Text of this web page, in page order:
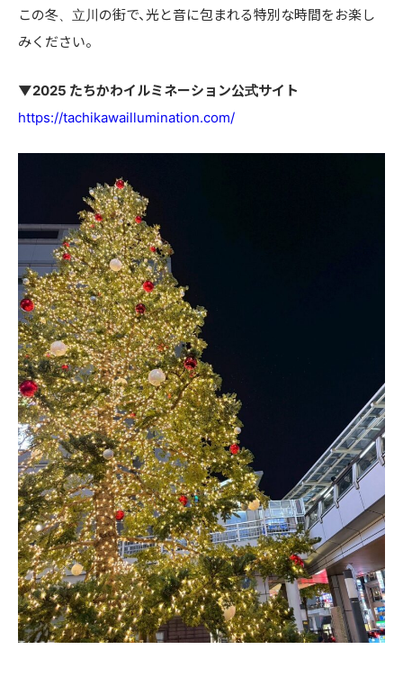
この冬、立川の街で、光と音に包まれる特別な時間をお楽し
みください。
▼2025 たちかわイルミネーション公式サイト
https://tachikawaillumination.com/